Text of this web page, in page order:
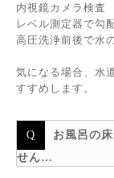
内視鏡カメラ検査
レベル測定器で勾
高圧洗浄前後で水
気になる場合、水
すすめします。
お風呂の
せん…